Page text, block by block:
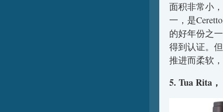
面积非常小
一，是
的好年份之
得到认证。
推进而柔软
5. Tua Rita